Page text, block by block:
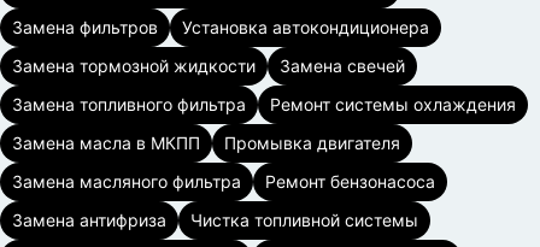
Замена фильтров
Установка автокондиционера
Замена тормозной жидкости
Замена свечей
Замена топливного фильтра
Ремонт системы охлаждения
Замена масла в МКПП
Промывка двигателя
Замена масляного фильтра
Ремонт бензонасоса
Замена антифриза
Чистка топливной системы